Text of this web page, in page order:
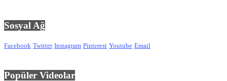
Sosyal Ağ
Facebook Twitter Instagram Pinterest Youtube Email
Popüler Videolar